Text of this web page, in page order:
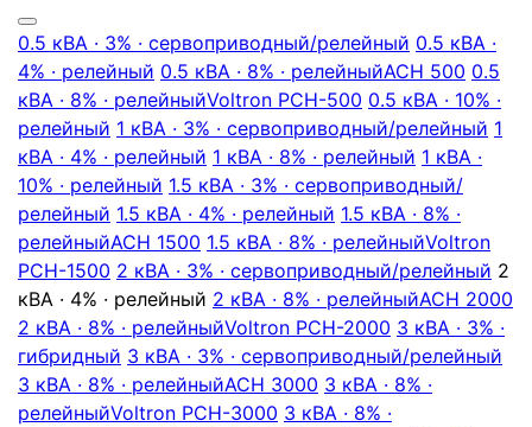
0.5 кВА · 3% · сервоприводный/релейный 0.5 кВА ·
4% · релейный 0.5 кВА · 8% · релейныйАСН 500 0.5
кВА · 8% · релейныйVoltron РСН-500 0.5 кВА · 10% ·
релейный 1 кВА · 3% · сервоприводный/релейный 1
кВА · 4% · релейный 1 кВА · 8% · релейный 1 кВА ·
10% · релейный 1.5 кВА · 3% · сервоприводный/
релейный 1.5 кВА · 4% · релейный 1.5 кВА · 8% ·
релейныйАСН 1500 1.5 кВА · 8% · релейныйVoltron
РСН-1500 2 кВА · 3% · сервоприводный/релейный 2
кВА · 4% · релейный 2 кВА · 8% · релейныйАСН 2000
2 кВА · 8% · релейныйVoltron РСН-2000 3 кВА · 3% ·
гибридный 3 кВА · 3% · сервоприводный/релейный
3 кВА · 8% · релейныйАСН 3000 3 кВА · 8% ·
релейныйVoltron РСН-3000 3 кВА · 8% ·